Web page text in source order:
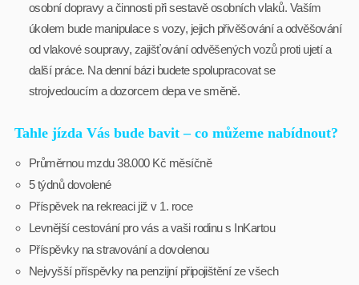
osobní dopravy a činnosti při sestavě osobních vlaků. Vaším
úkolem bude manipulace s vozy, jejich přivěšování a odvěšování
od vlakové soupravy, zajišťování odvěšených vozů proti ujetí a
další práce. Na denní bázi budete spolupracovat se
strojvedoucím a dozorcem depa ve směně.
Tahle jízda Vás bude bavit – co můžeme nabídnout?
Průměrnou mzdu 38.000 Kč měsíčně
5 týdnů dovolené
Příspěvek na rekreaci již v 1. roce
Levnější cestování pro vás a vaši rodinu s InKartou
Příspěvky na stravování a dovolenou
Nejvyšší příspěvky na penzijní připojištění ze všech